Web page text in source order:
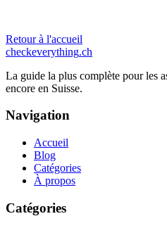
Retour à l'accueil
checkeverything.ch
La guide la plus complète pour les
encore en Suisse.
Navigation
Accueil
Blog
Catégories
À propos
Catégories